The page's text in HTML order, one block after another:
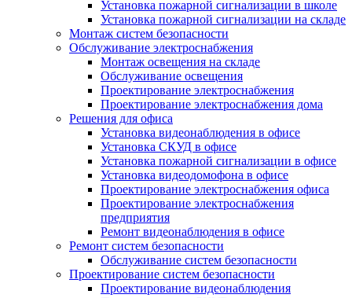
Установка пожарной сигнализации в школе
Установка пожарной сигнализации на складе
Монтаж систем безопасности
Обслуживание электроснабжения
Монтаж освещения на складе
Обслуживание освещения
Проектирование электроснабжения
Проектирование электроснабжения дома
Решения для офиса
Установка видеонаблюдения в офисе
Установка СКУД в офисе
Установка пожарной сигнализации в офисе
Установка видеодомофона в офисе
Проектирование электроснабжения офиса
Проектирование электроснабжения
предприятия
Ремонт видеонаблюдения в офисе
Ремонт систем безопасности
Обслуживание систем безопасности
Проектирование систем безопасности
Проектирование видеонаблюдения